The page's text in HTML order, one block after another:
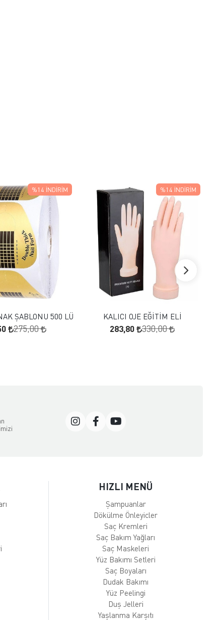
EKLE
SEPETE EKLE
ŞABLONU 500 LÜ
275,00
%14 İNDIRIM
FAVORILERE EKLE
SEPETE EKLE
KALICI OJE EĞİTİM ELİ
283,80 330,00
%14 İNDIRIM
HIZLI MENÜ
Şampuanlar
Dökülme Önleyicler
Saç Kremleri
Saç Bakım Yağları
Saç Maskeleri
Yüz Bakımı Setleri
Saç Boyaları
Dudak Bakımı
Yüz Peelingi
Duş Jelleri
Yaşlanma Karşıtı